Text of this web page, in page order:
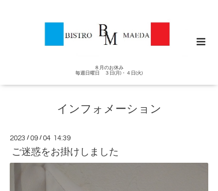
８月のお休み
毎週日曜日 ３日(月)・４日(火)
インフォメーション
2023 /09 /04 14:39
ご迷惑をお掛けしました